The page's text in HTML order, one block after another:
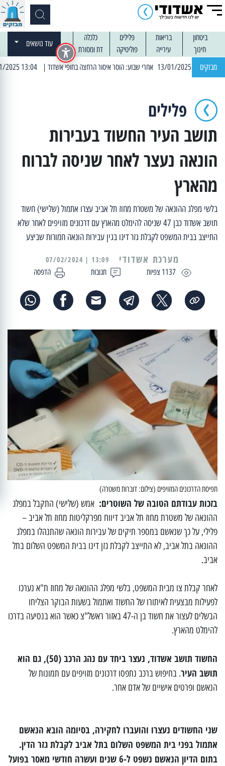
ביטחון בריאות פלילים
כלכלה
חינוך
עירייה פוליטיקה דת ומסורת
עוד נושאים
מבזקים | 13:04 14/01/2025 עובדים בלילות: עבודות קרצוף וריבוד אספלט
פלילים
תושב העיר החשוד בעבירות
הונאה נעצר לאחר שניסה לברוח
מהארץ
בלשי מפלג ההונאה של משטרת מחוז תל אביב עצרו אתמול (שלישי) חשוד
תושב אשדוד כבן 47 שניסה להימלט מהארץ עם דרכונים מזויפים לאחר שלא
התייצב בבית המשפט לקבלת גזר דינו בגין עבירות הונאה חמורות שביצע
1137 צפיות תגובות הדפסה
מערכת אשדודי 13:09 | 07/02/2024
תפיסת הדרכונים המזויפים (צילום: דוברות משטרה)
בזכות עבודתם הטובה של השוטרים: אמש (שלישי) התקבל במפלג
ההונאה של משטרת מחוז תל אביב דיווח מפרקליטות מחוז תל אביב –
פלילי, על כך שנאשם במספר תיקים של עבירות הונאה שהתנהלו במפלג
ההונאה בתל אביב, לא התייצב לקבלת גזן דינו בבית המשפט השלום בתל
אביב.
לאחר קבלת צו מבית המשפט, בלשי מפלג ההונאה של מחוז ת"א נערכו
לפעילות מבצעית לאיתורו של החשוד ואתמול בשעות הבוקר הצליחו
הבשלים לעצור את חשוד בן ה-47 באזור ראשל"צ כאשר הוא בנסיעה בדרכו
להימלט מהארץ.
החשוד תושב אשדוד, נעצר ביחד עם נהג הרכב (50), גם הוא
תושב העיר. בחיפוש ברכב נתפסו דרכונים מזויפים עם תמונות של
הנאשם ופרטים אישיים של אדם אחר.
שני החשודים נעצרו והועברו לחקירה, בסיומה הובא הנאשם
אתמול בפני בית המשפט השלום בתל אביב לקבלת גזר הדין.
בתום הדיון הנאשם נשפט ל-6 שנים ועשרה חודשי מאסר בפועל